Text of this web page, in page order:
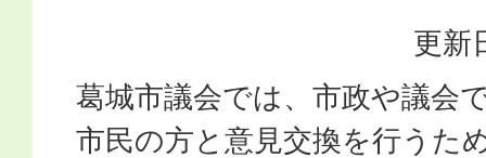
更新
葛城市議会では、市政や議会
市民の方と意見交換を行うた